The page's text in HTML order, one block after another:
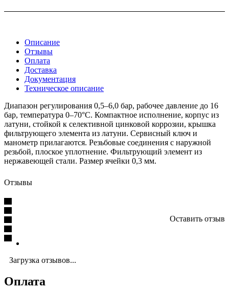
Описание
Отзывы
Оплата
Доставка
Документация
Техническое описание
Диапазон регулирования 0,5–6,0 бар, рабочее давление до 16
бар, температура 0–70°С. Компактное исполнение, корпус из
латуни, стойкой к селективной цинковой коррозии, крышка
фильтрующего элемента из латуни. Сервисный ключ и
манометр прилагаются. Резьбовые соединения с наружной
резьбой, плоское уплотнение. Фильтрующий элемент из
нержавеющей стали. Размер ячейки 0,3 мм.
Отзывы
Оставить отзыв
Загрузка отзывов...
Оплата